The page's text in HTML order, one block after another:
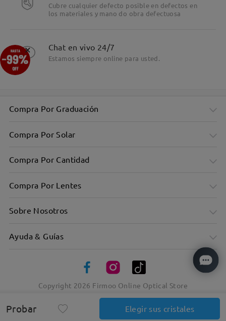
Probar Elegir sus cristales
Cubre cualquier defecto posible en defectos en
los materiales y mano do obra defectuosa
Chat en vivo 24/7
Estamos siempre online para usted.
Compra Por Graduación
Compra Por Solar
Compra Por Cantidad
Compra Por Lentes
Sobre Nosotros
Ayuda & Guías
Copyright 2026 Firmoo Online Optical Store
×